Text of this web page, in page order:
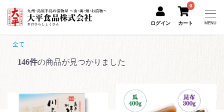
ログイン
0
カート MENU
全て
146件の商品が見つかりました